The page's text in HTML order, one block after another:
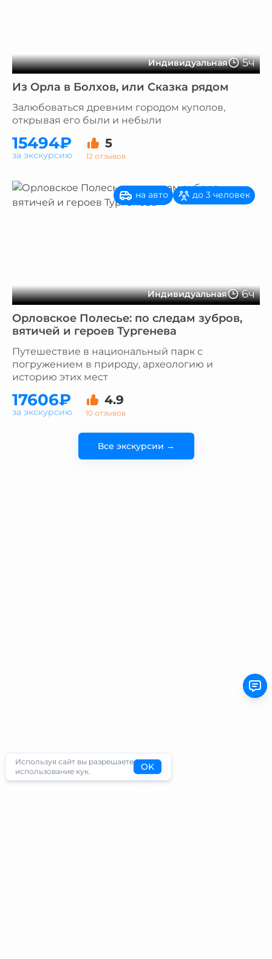
Индивидуальная 5ч
Из Орла в Болхов, или Сказка рядом
Залюбоваться древним городом куполов,
открывая его были и небыли
15494₽ 5
12 отзывов
за экскурсию
Индивидуальная 6ч
на авто до 3 человек
Орловское Полесье: по следам зубров,
вятичей и героев Тургенева
Путешествие в национальный парк с
погружением в природу, археологию и
историю этих мест
17606₽ 4.9
10 отзывов
за экскурсию
Все экскурсии →
Используя сайт вы разрешаете
использование кук.
OK